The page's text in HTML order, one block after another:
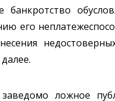
его
ложное